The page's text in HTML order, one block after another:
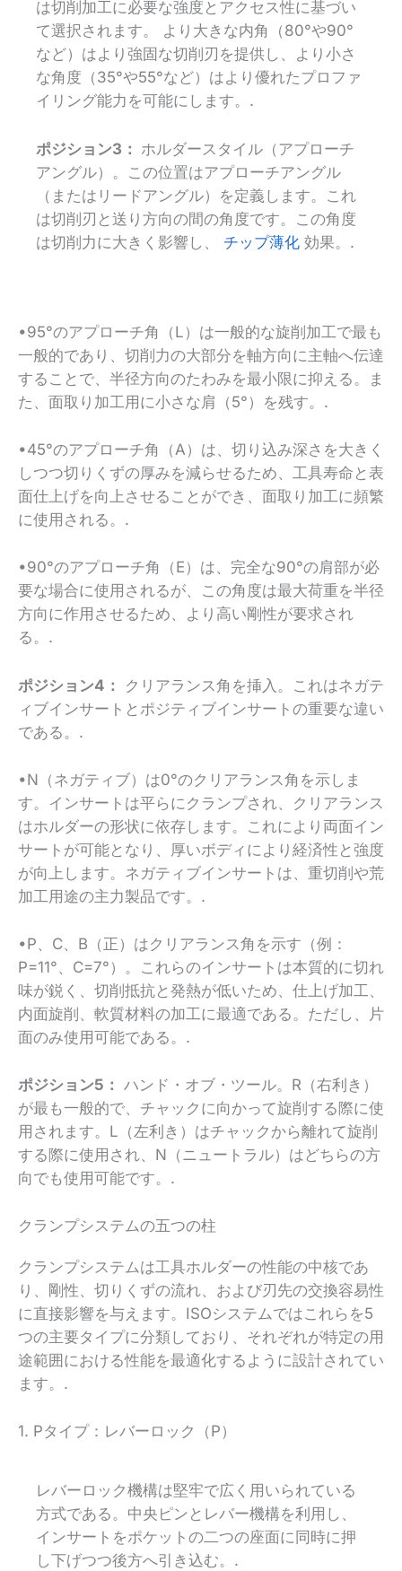
は切削加工に必要な強度とアクセス性に基づい
て選択されます。 より大きな内角（80°や90°
など）はより強固な切削刃を提供し、より小さ
な角度（35°や55°など）はより優れたプロファ
イリング能力を可能にします。.
ポジション3： ホルダースタイル（アプローチ
アングル）。この位置はアプローチアングル
（またはリードアングル）を定義します。これ
は切削刃と送り方向の間の角度です。この角度
は切削力に大きく影響し、 チップ薄化 効果。.
•95°のアプローチ角（L）は一般的な旋削加工で最も
一般的であり、切削力の大部分を軸方向に主軸へ伝達
することで、半径方向のたわみを最小限に抑える。ま
た、面取り加工用に小さな肩（5°）を残す。.
•45°のアプローチ角（A）は、切り込み深さを大きく
しつつ切りくずの厚みを減らせるため、工具寿命と表
面仕上げを向上させることができ、面取り加工に頻繁
に使用される。.
•90°のアプローチ角（E）は、完全な90°の肩部が必
要な場合に使用されるが、この角度は最大荷重を半径
方向に作用させるため、より高い剛性が要求され
る。.
ポジション4：
クリアランス角を挿入。これはネガテ
ィブインサートとポジティブインサートの重要な違い
である。.
•N（ネガティブ）は0°のクリアランス角を示しま
す。インサートは平らにクランプされ、クリアランス
はホルダーの形状に依存します。これにより両面イン
サートが可能となり、厚いボディにより経済性と強度
が向上します。ネガティブインサートは、重切削や荒
加工用途の主力製品です。.
•P、C、B（正）はクリアランス角を示す（例：
P=11°、C=7°）。これらのインサートは本質的に切れ
味が鋭く、切削抵抗と発熱が低いため、仕上げ加工、
内面旋削、軟質材料の加工に最適である。ただし、片
面のみ使用可能である。.
ポジション5： ハンド・オブ・ツール。R（右利き）
が最も一般的で、チャックに向かって旋削する際に使
用されます。L（左利き）はチャックから離れて旋削
する際に使用され、N（ニュートラル）はどちらの方
向でも使用可能です。.
クランプシステムの五つの柱
クランプシステムは工具ホルダーの性能の中核であ
り、剛性、切りくずの流れ、および刃先の交換容易性
に直接影響を与えます。ISOシステムではこれらを5
つの主要タイプに分類しており、それぞれが特定の用
途範囲における性能を最適化するように設計されてい
ます。.
1. Pタイプ：レバーロック（P）
レバーロック機構は堅牢で広く用いられている
方式である。中央ピンとレバー機構を利用し、
インサートをポケットの二つの座面に同時に押
し下げつつ後方へ引き込む。.